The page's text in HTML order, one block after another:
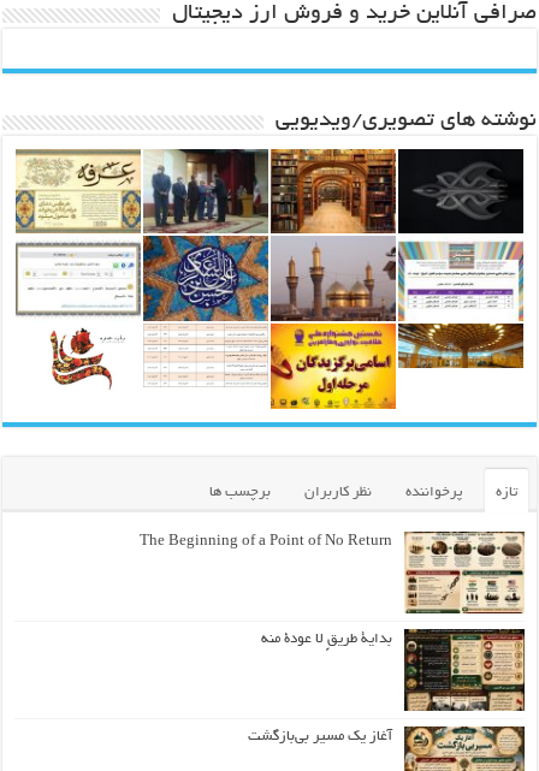
صرافی آنلاین خرید و فروش ارز دیجیتال
نوشته های تصویری/ویدیویی
تازه پرخواننده نظر کاربران برچسب ها
The Beginning of a Point of No Return
بداية طريقٍ لا عودة منه
آغاز یک مسیر بی‌بازگشت